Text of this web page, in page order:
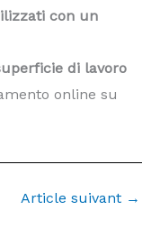
con un
di lavoro
online su
Article suivant →